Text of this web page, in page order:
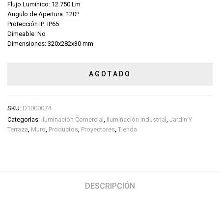
Flujo Lumínico: 12.750 Lm
Ángulo de Apertura: 120º
Protección IP: IP65
Dimeable: No
Dimensiones: 320x282x30 mm
AGOTADO
SKU: D1000074
Categorías: Iluminación Comercial , Iluminación Industrial , Jardín Y
Terraza, Muro, Productos, Proyectores, Tienda
DESCRIPCIÓN